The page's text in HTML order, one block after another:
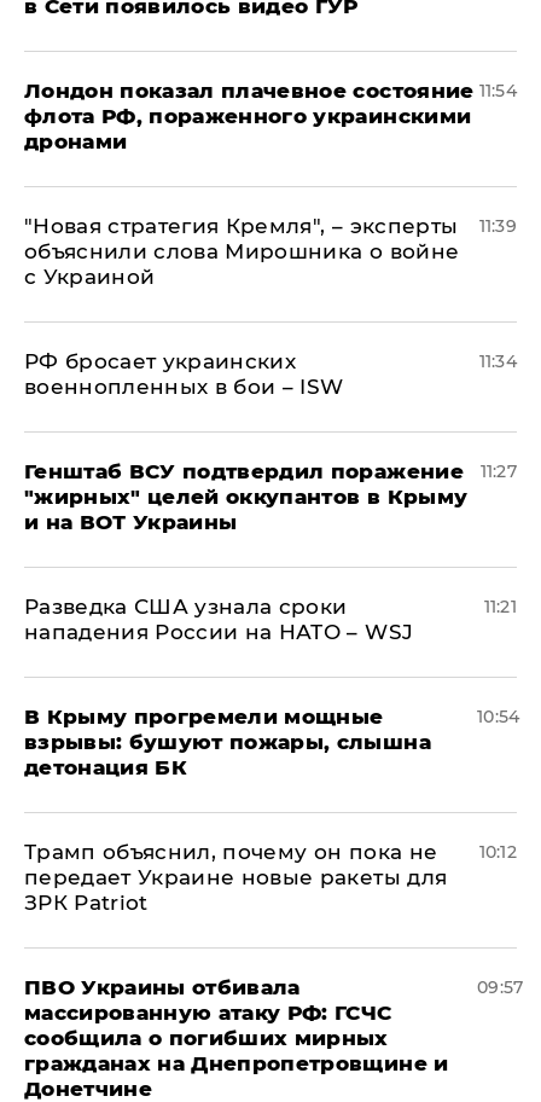
в Сети появилось видео ГУР
Лондон показал плачевное состояние
флота РФ, пораженного украинскими
дронами
11:54
"Новая стратегия Кремля", – эксперты
объяснили слова Мирошника о войне
с Украиной
11:39
РФ бросает украинских
военнопленных в бои – ISW
11:34
Генштаб ВСУ подтвердил поражение
"жирных" целей оккупантов в Крыму
и на ВОТ Украины
11:27
Разведка США узнала сроки
нападения России на НАТО – WSJ
11:21
В Крыму прогремели мощные
взрывы: бушуют пожары, слышна
детонация БК
10:54
Трамп объяснил, почему он пока не
передает Украине новые ракеты для
ЗРК Patriot
10:12
ПВО Украины отбивала
массированную атаку РФ: ГСЧС
сообщила о погибших мирных
гражданах на Днепропетровщине и
Донетчине
09:57